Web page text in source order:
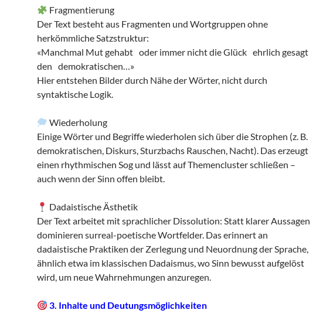
Fragmentierung
Der Text besteht aus Fragmenten und Wortgruppen ohne
herkömmliche Satzstruktur:
«Manchmal Mut gehabt oder immer nicht die Glück ehrlich gesagt
den demokratischen…»
Hier entstehen Bilder durch Nähe der Wörter, nicht durch
syntaktische Logik.
Wiederholung
Einige Wörter und Begriffe wiederholen sich über die Strophen (z. B.
demokratischen, Diskurs, Sturzbachs Rauschen, Nacht). Das erzeugt
einen rhythmischen Sog und lässt auf Themencluster schließen –
auch wenn der Sinn offen bleibt.
Dadaistische Ästhetik
Der Text arbeitet mit sprachlicher Dissolution: Statt klarer Aussagen
dominieren surreal-poetische Wortfelder. Das erinnert an
dadaistische Praktiken der Zerlegung und Neuordnung der Sprache,
ähnlich etwa im klassischen Dadaismus, wo Sinn bewusst aufgelöst
wird, um neue Wahrnehmungen anzuregen.
3. Inhalte und Deutungsmöglichkeiten